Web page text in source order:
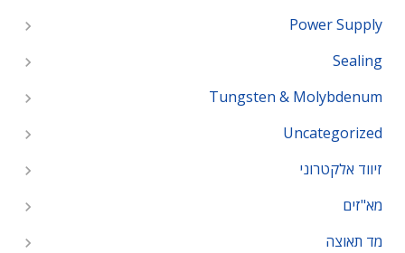
Power Supply
Sealing
Tungsten & Molybdenum
Uncategorized
זיווד אלקטרוני
מא"זים
מד תאוצה